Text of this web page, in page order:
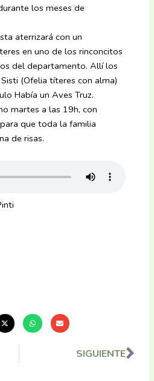
los meses de
aterrizará con un
en uno de los rinconcitos
del departamento. Allí los
(Ofelia títeres con alma)
Había un Aves Truz.
martes a las 19h, con
que toda la familia
de risas.
SIGUIENTE